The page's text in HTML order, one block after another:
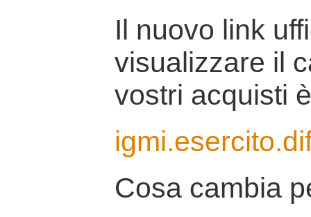
Il nuovo link
visualizzare il
vostri acquisti
Cosa cambia